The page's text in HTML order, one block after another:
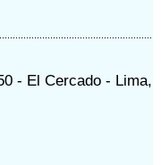
- El Cercado - Lima,